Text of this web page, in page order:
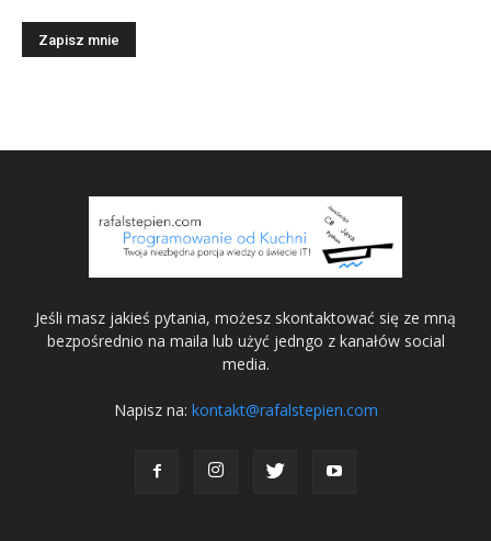
Jeśli masz jakieś pytania, możesz skontaktować się ze mną
bezpośrednio na maila lub użyć jedngo z kanałów social
media.
Napisz na: kontakt@rafalstepien.com